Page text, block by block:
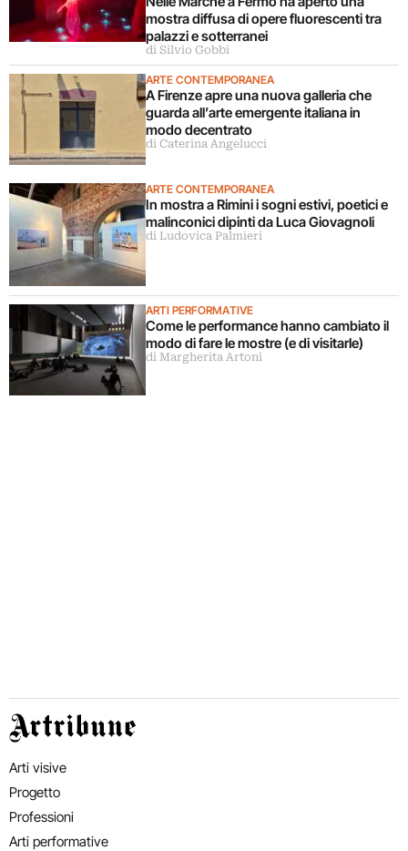
mostra diffusa di opere fluorescenti tra
palazzi e sotterranei
di Silvio Gobbi
ARTE CONTEMPORANEA
A Firenze apre una nuova galleria che
guarda all’arte emergente italiana in
modo decentrato
di Caterina Angelucci
ARTE CONTEMPORANEA
In mostra a Rimini i sogni estivi, poetici e
malinconici dipinti da Luca Giovagnoli
di Ludovica Palmieri
ARTI PERFORMATIVE
Come le performance hanno cambiato il
modo di fare le mostre (e di visitarle)
di Margherita Artoni
Artribune
Arti visive
Progetto
Professioni
Arti performative